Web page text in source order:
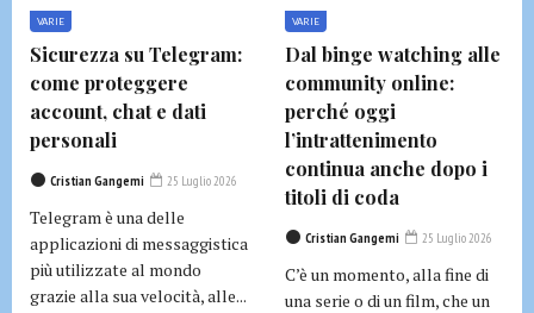
VARIE
Sicurezza su Telegram:
come proteggere
account, chat e dati
personali
Cristian Gangemi 25 Luglio 2026
Telegram è una delle
applicazioni di messaggistica
più utilizzate al mondo
grazie alla sua velocità, alle...
VARIE
Dal binge watching alle
community online:
perché oggi
l’intrattenimento
continua anche dopo i
titoli di coda
Cristian Gangemi 25 Luglio 2026
C’è un momento, alla fine di
una serie o di un film, che un